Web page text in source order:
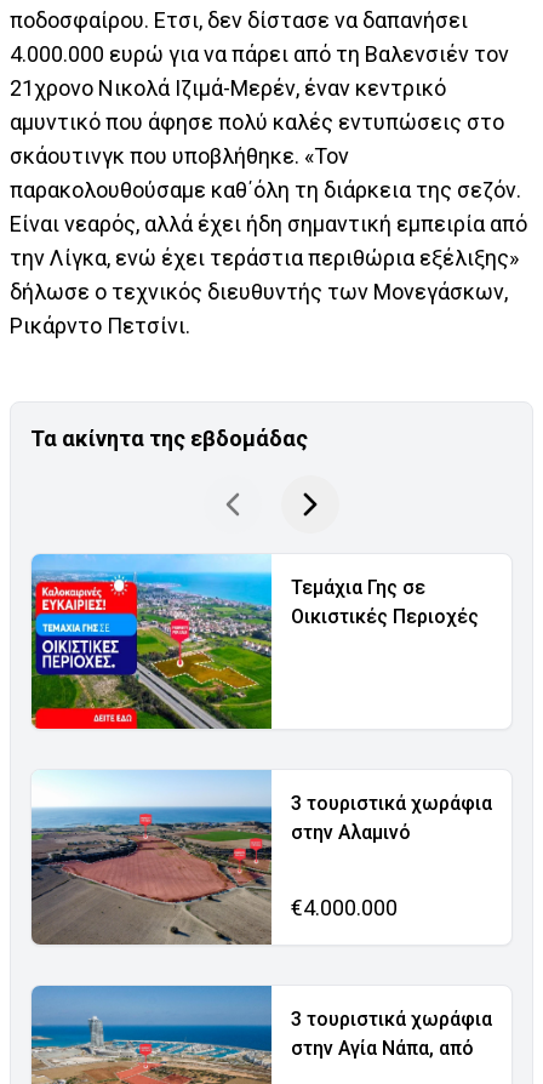
ποδοσφαίρου. Ετσι, δεν δίστασε να δαπανήσει
4.000.000 ευρώ για να πάρει από τη Βαλενσιέν τον
21χρονο Νικολά Ιζιμά-Μερέν, έναν κεντρικό
αμυντικό που άφησε πολύ καλές εντυπώσεις στο
σκάουτινγκ που υποβλήθηκε. «Τον
παρακολουθούσαμε καθ΄όλη τη διάρκεια της σεζόν.
Είναι νεαρός, αλλά έχει ήδη σημαντική εμπειρία από
την Λίγκα, ενώ έχει τεράστια περιθώρια εξέλιξης»
δήλωσε ο τεχνικός διευθυντής των Μονεγάσκων,
Ρικάρντο Πετσίνι.
Τα ακίνητα της εβδομάδας
Τεμάχια Γης σε
Οικιστικές Περιοχές
3 τουριστικά χωράφια
στην Αλαμινό
€4.000.000
3 τουριστικά χωράφια
στην Αγία Νάπα, από